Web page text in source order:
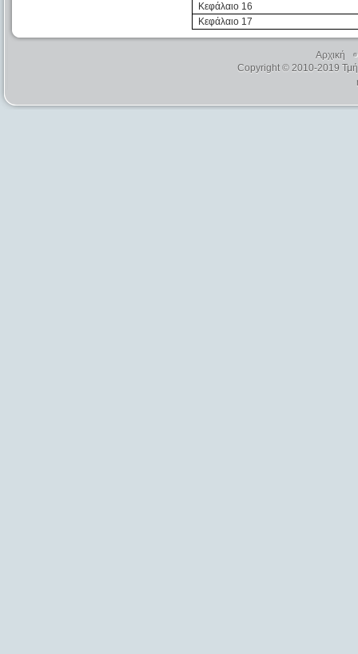
Κεφάλαιο 16
Κεφάλαιο 17
Αρχική
Copyright © 2010-2019